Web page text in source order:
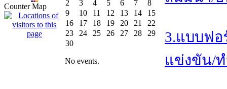
Counter Map
2
3 4 5 6 7
8
9
10 11 12 13 14
15
16
17 18 19 20 21
22
23
24 25 26 27 28
29
30
No events.
3.แบบฟอ
แข่งขัน/